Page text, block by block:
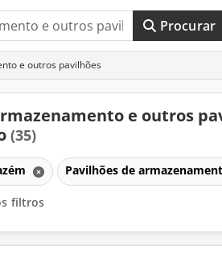
Procurar
e outros pavilhões
e outros
(35)
Pavilhões de
filtros